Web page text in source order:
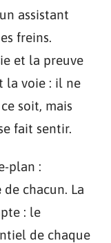
assistant
freins.
et la preuve
la voie : il ne
soit, mais
fait sentir.
plan :
de chacun. La
: le
de chaque